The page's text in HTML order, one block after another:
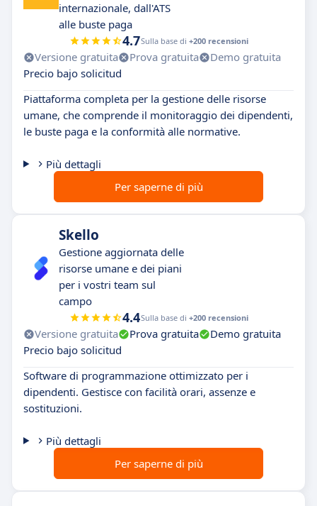
internazionale, dall'ATS
alle buste paga
4.7Sulla base di +200 recensioni
Versione gratuita Prova gratuita
Demo gratuita
Precio bajo solicitud
Piattaforma completa per la gestione delle risorse
umane, che comprende il monitoraggio dei dipendenti,
le buste paga e la conformità alle normative.
Più dettagli
Per saperne di più
Skello
Gestione aggiornata delle
risorse umane e dei piani
per i vostri team sul
campo
4.4Sulla base di +200 recensioni
Versione gratuita Prova gratuita
Demo gratuita
Precio bajo solicitud
Software di programmazione ottimizzato per i
dipendenti. Gestisce con facilità orari, assenze e
sostituzioni.
Più dettagli
Per saperne di più